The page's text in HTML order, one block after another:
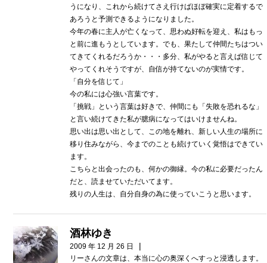
うになり、これから続けてさえ行けばほぼ確実に定着するで
あろうと予測できるようになりました。
今年の春に主人が亡くなって、思わぬ好転を迎え、私はもっ
と前に進もうとしています。でも、果たして仲間たちはつい
てきてくれるだろうか・・・多分、私がやると言えば信じて
やってくれそうですが、自信が持てないのが実情です。
「自分を信じて」
今の私には心強い言葉です。
「挑戦」という言葉は好きで、仲間にも「失敗を恐れるな」
と言い続けてきた私が臆病になってはいけませんね。
思い出は思い出として、この地を離れ、新しい人生の場所に
移り住みながら、今までのことも続けていく覚悟はできてい
ます。
こちらと出会ったのも、何かの御縁。今の私に必要だったん
だと、読ませていただいてます。
残りの人生は、自分自身の為に使っていこうと思います。
酒林ゆき
2009 年 12 月 26 日 |
リーさんの文章は、本当に心の奥深くへすっと浸透します。